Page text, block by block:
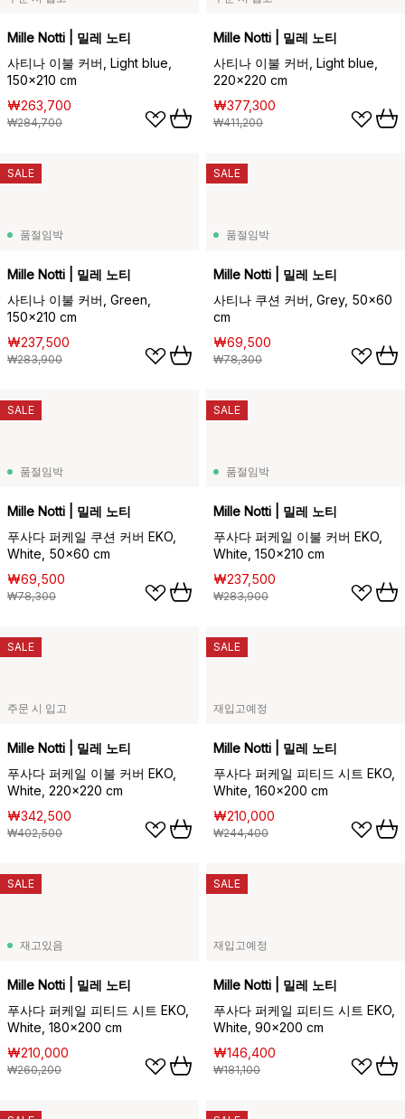
Mille Notti | 밀레 노티
사티나 이불 커버, Light blue,
150x210 cm
₩263,700
₩284,700
Mille Notti | 밀레 노티
사티나 이불 커버, Light blue,
220x220 cm
₩377,300
₩411,200
품절임박
Mille Notti | 밀레 노티
사티나 이불 커버, Green,
150x210 cm
₩237,500
₩283,900
SALE
품절임박
Mille Notti | 밀레 노티
사티나 쿠션 커버, Grey, 50x60
cm
₩69,500
₩78,300
SALE
품절임박
Mille Notti | 밀레 노티
푸사다 퍼케일 쿠션 커버 EKO,
White, 50x60 cm
₩69,500
₩78,300
SALE
품절임박
Mille Notti | 밀레 노티
푸사다 퍼케일 이불 커버 EKO,
White, 150x210 cm
₩237,500
₩283,900
SALE
주문 시 입고
Mille Notti | 밀레 노티
푸사다 퍼케일 이불 커버 EKO,
White, 220x220 cm
₩342,500
₩402,500
SALE
재입고예정
Mille Notti | 밀레 노티
푸사다 퍼케일 피티드 시트 EKO,
White, 160x200 cm
₩210,000
₩244,400
SALE
재고있음
Mille Notti | 밀레 노티
푸사다 퍼케일 피티드 시트 EKO,
White, 180x200 cm
₩210,000
₩260,200
SALE
재입고예정
Mille Notti | 밀레 노티
푸사다 퍼케일 피티드 시트 EKO,
White, 90x200 cm
₩146,400
₩181,100
SALE